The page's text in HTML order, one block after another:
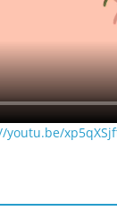
youtu.be/